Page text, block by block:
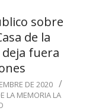
sobre
de la
fuera
DE 2020
LA MEMORIA LA